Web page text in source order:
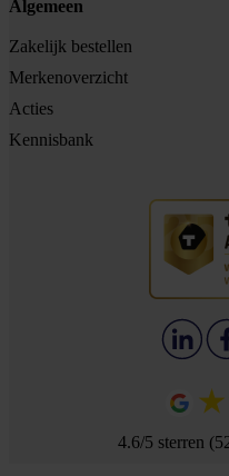
Algemeen
Zakelijk bestellen
Merkenoverzicht
Acties
Kennisbank
4.6/5 sterren